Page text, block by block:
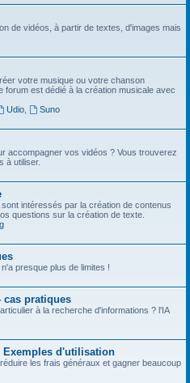
de vidéos, à partir de textes, d'images mais
votre musique ou votre chanson
forum est dédié à la création musicale avec
Udio,
Suno
accompagner vos vidéos ? Vous trouverez
à utiliser.
intéressés par la création de contenus
questions sur la création de texte.
presque plus de limites !
cas pratiques
à la recherche d'informations ? l'IA
Exemples d'utilisation
les frais généraux et gagner beaucoup